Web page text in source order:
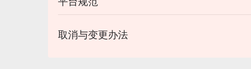
取消与变更办法